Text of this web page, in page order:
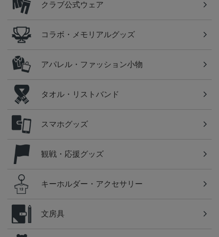
クラブ公式ウェア
コラボ・メモリアルグッズ
アパレル・ファッション小物
タオル・リストバンド
スマホグッズ
観戦・応援グッズ
キーホルダー・アクセサリー
文房具